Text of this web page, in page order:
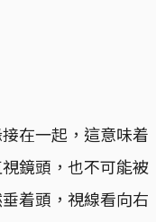
在一起，這意味着
鏡頭，也不可能被
着頭，視線看向右